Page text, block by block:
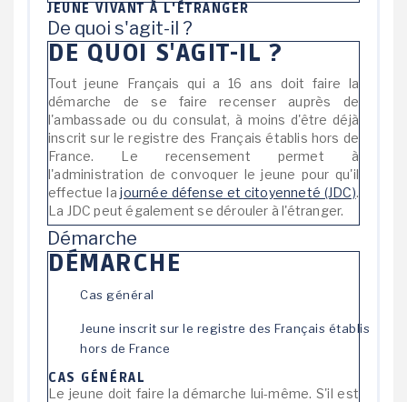
JEUNE VIVANT À L'ÉTRANGER
De quoi s'agit-il ?
DE QUOI S'AGIT-IL ?
Tout jeune Français qui a 16 ans doit faire la
démarche de se faire recenser auprès de
l'ambassade ou du consulat, à moins d'être déjà
inscrit sur le registre des Français établis hors de
France. Le recensement permet à
l'administration de convoquer le jeune pour qu'il
effectue lajournée défense et citoyenneté (JDC).
La JDC peut également se dérouler à l'étranger.
Démarche
DÉMARCHE
Cas général
Jeune inscrit sur le registre des Français établis
hors de France
CAS GÉNÉRAL
Le jeune doit faire la démarche lui-même. S'il est